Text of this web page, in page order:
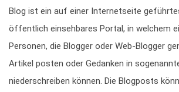
Blog ist ein auf einer Internetseite
öffentlich einsehbares Portal, in welchem
Personen, die Blogger oder Web-Blogger
Artikel posten oder Gedanken in
niederschreiben können. Die Blogposts